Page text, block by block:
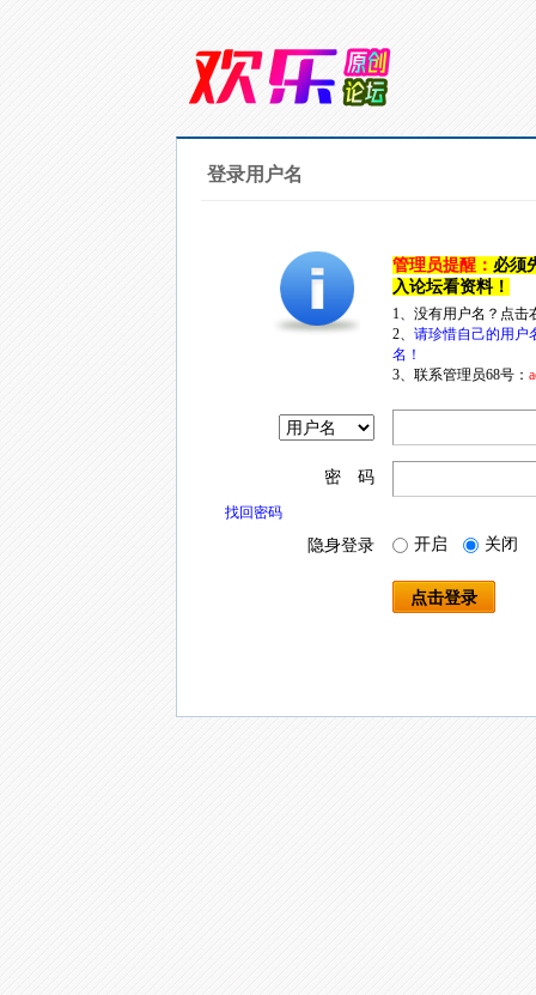
登录用户名
管理员提醒： 必须
入论坛看资料！
1、没有用户名？点
2、 请珍惜自己的用户
名！
3、联系管理员68号：
密 码
找回密码
隐身登录 开启 关闭
点击登录